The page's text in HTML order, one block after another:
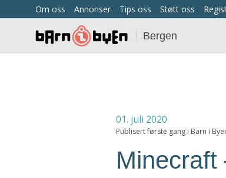
Om oss Annonser Tips oss Støtt oss
Bergen
01. juli 2020
Publisert første gang i Barn i